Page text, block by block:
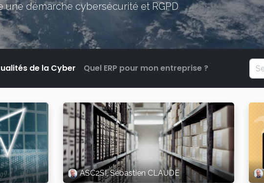
démarche cybersécurité et RGPD
de la Cyber Quel ERP pour mon entreprise ?
ASC2SI, Sébastien CLAUDE